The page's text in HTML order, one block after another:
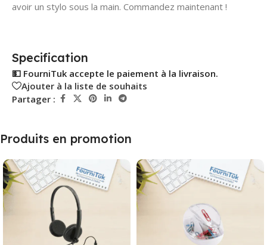
avoir un stylo sous la main. Commandez maintenant !
Specification
💵 FourniTuk accepte le paiement à la livraison.
Ajouter à la liste de souhaits
Partager :
Produits en promotion